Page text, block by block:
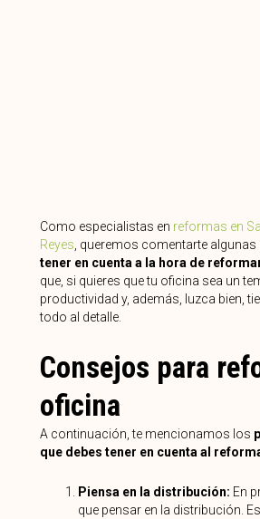
Como especialistas en reformas en
Reyes, queremos comentarte algunas
tener en cuenta a la hora de
que, si quieres que tu oficina sea un
productividad y, además, luzca bien,
todo al detalle.
Consejos para
oficina
A continuación, te mencionamos los
que debes tener en cuenta al
Piensa en la distribución: En
que pensar en la distribución.